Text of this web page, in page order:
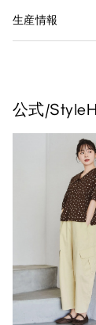
生産情報
公式/